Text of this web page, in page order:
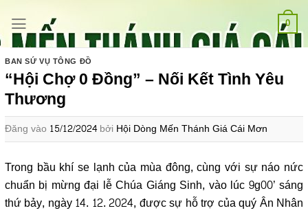
qua
nội
dung
0
BAN SỨ VỤ TÔNG ĐỒ
“Hội Chợ 0 Đồng” – Nối Kết Tình Yêu
Thương
Đăng vào 15/12/2024 bởi Hội Dòng Mến Thánh Giá Cái Mơn
Trong bầu khí se lạnh của mùa đông, cùng với sự náo nức
chuẩn bị mừng đại lễ Chúa Giáng Sinh, vào lúc 9g00’ sáng
thứ bảy, ngày 14. 12. 2024, được sự hỗ trợ của quý Ân Nhân